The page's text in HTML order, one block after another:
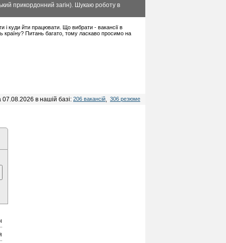
прикордонний загін). Шукаю роботу в
і куди йти працювати. Що вибрати - вакансії в
країну? Питань багато, тому ласкаво просимо на
07.08.2026 в нашій базі: 206 вакансій, 306 резюме